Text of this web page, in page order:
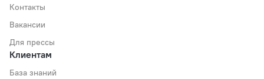
Контакты
Вакансии
Для прессы
Клиентам
База знаний